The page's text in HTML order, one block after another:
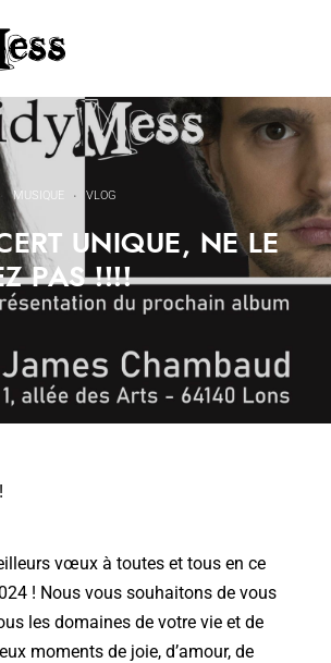
MUSIQUE · VLOG
UNIQUE, NE LE
PAS !!!!
vœux à toutes et tous en ce
! Nous vous souhaitons de vous
les domaines de votre vie et de
moments de joie, d’amour, de